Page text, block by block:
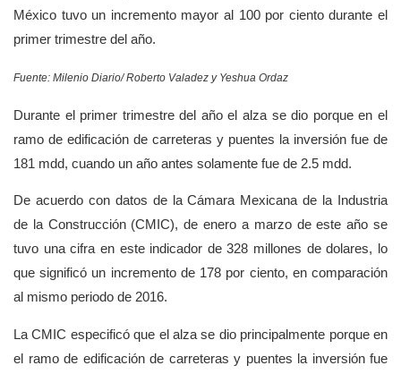
México tuvo un incremento mayor al 100 por ciento durante el
primer trimestre del año.
Fuente: Milenio Diario/ Roberto Valadez y Yeshua Ordaz
Durante el primer trimestre del año el alza se dio porque en el
ramo de edificación de carreteras y puentes la inversión fue de
181 mdd, cuando un año antes solamente fue de 2.5 mdd.
De acuerdo con datos de la Cámara Mexicana de la Industria
de la Construcción (CMIC), de enero a marzo de este año se
tuvo una cifra en este indicador de 328 millones de dolares, lo
que significó un incremento de 178 por ciento, en comparación
al mismo periodo de 2016.
La CMIC especificó que el alza se dio principalmente porque en
el ramo de edificación de carreteras y puentes la inversión fue